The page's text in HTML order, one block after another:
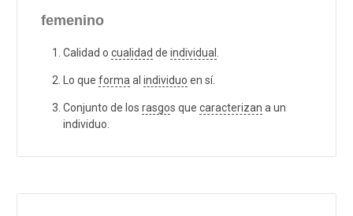
femenino
Calidad o cualidad de individual
Lo que forma al individuo en sí.
Conjunto de los rasgos que caracterizan a un
individuo.